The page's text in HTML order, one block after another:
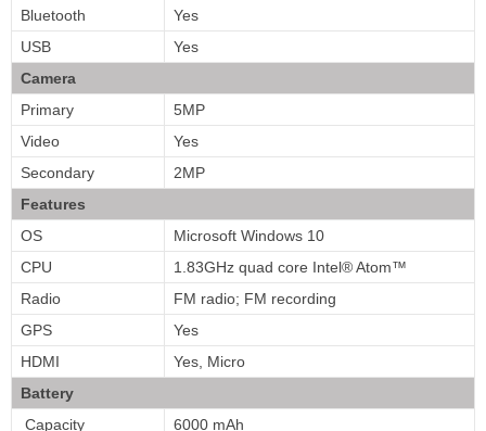
Bluetooth
Yes
USB
Yes
Camera
Primary
5MP
Video
Yes
Secondary
2MP
Features
OS
Microsoft Windows 10
CPU
1.83GHz quad core Intel® Atom™
Radio
FM radio; FM recording
GPS
Yes
HDMI
Yes, Micro
Battery
Capacity
6000 mAh